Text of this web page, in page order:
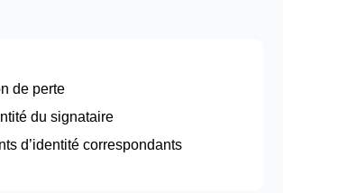
de perte
du signataire
d’identité correspondants